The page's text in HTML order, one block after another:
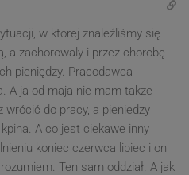
w ktorej znaleźliśmy się
a zachorowaly i przez chorobę
pieniędzy. Pracodawca
A ja od maja nie mam takze
wrócić do pracy, a pieniedzy
A co jest ciekawe inny
koniec czerwca lipiec i on
Ten sam oddział. A jak